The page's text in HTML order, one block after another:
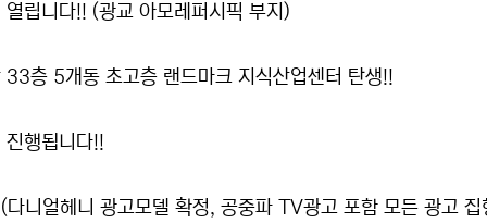
립니다!! (광교 아모레퍼시픽 부지)
층 5개동 초고층 랜드마크 지식산업센터 탄생!!
행됩니다!!
니얼헤니 광고모델 확정, 공중파 TV광고 포함 모든 광고 집